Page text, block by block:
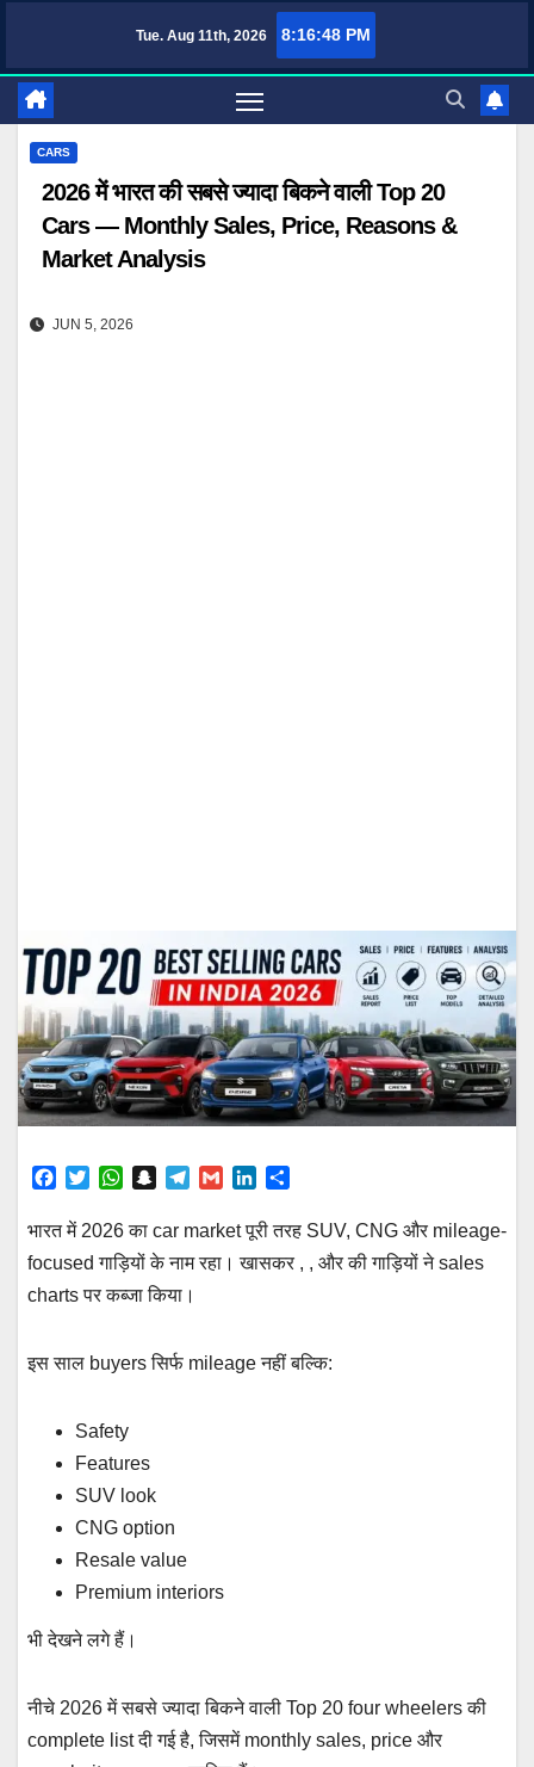
content
Tue. Aug 11th, 2026 8:16:49 PM
TufaWrite – Latest Technology Updates, Informative Knowledge & Spiritual
CARS
2026 में भारत की सबसे ज्यादा बिकने वाली Top 20
Cars — Monthly Sales, Price, Reasons &
Market Analysis
JUN 5, 2026
c
b
o
i
t
e
W
a
s
A
a
c
h
l
g
r
G
a
n
e
a
e
भारत में 2026 का car market पूरी तरह SUV, CNG और mileage-
focused गाड़ियों के नाम रहा। खासकर , , और की गाड़ियों ने sales
charts पर कब्जा किया।
इस साल buyers सिर्फ mileage नहीं बल्कि:
Safety
Features
SUV look
CNG option
Resale value
Premium interiors
भी देखने लगे हैं।
नीचे 2026 में सबसे ज्यादा बिकने वाली Top 20 four wheelers की
complete list दी गई है, जिसमें monthly sales, price और